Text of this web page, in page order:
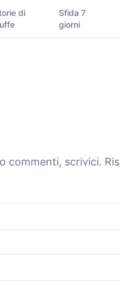
di
Sfida 7
giorni
commenti, scrivici.